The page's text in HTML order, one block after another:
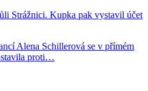
Strážnici. Kupka pak vystavil účet
Alena Schillerová se v přímém
proti…